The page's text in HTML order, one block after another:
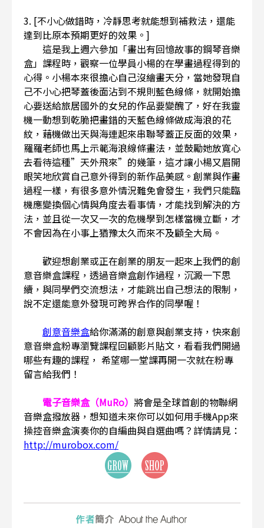
3. [不小心做錯時，冷靜思考就能想到補救法，還能
達到比原本預期更好的效果。]
這是我上週六參加「畫出有回憶故事的鋼琴音樂
盒」課程時，觀察一位學員小楊的在學畫過程得到的
心得。小楊本來很擔心自己沒繪畫天分，當她發現自
己不小心把琴蓋後面沾到不規則藍色線條，就開始擔
心要送給旅居國外的女兒的作品要變醜了，好在我靈
機一動想到乾脆把畫錯的天藍色線條做成海浪的花
紋，藉機做出天與海連起來串聯琴蓋正反面的效果，
羅羅老師也馬上示範海浪線條畫法，並鼓勵她放寬心
去看待這種”天外飛來”的幾筆，這才讓小楊又眉開
眼笑地欣賞自己意外得到的新作品美感。創業與作畫
過程一樣，有很多意外情況難免會發生，我們只能臨
機應變換個心情與角度去看事情，才能找到解決的方
法，並且從一次又一次的危機學到怎樣當機立斷，才
不會因為在小事上猶豫太久而來不及顧全大局。
歡迎想創業或正在創業的朋友一起來上我們的創
意音樂盒課程，透過音樂盒創作過程，沉澱一下思
續，與同學們交流想法，才能跳出自己想法的限制，
說不定還能意外發現可跨界合作的同學喔！
創意音樂盒給你滿滿的創意與創業支持，快來創
意音樂盒粉專瀏覽課程回顧影片貼文，看看我們開過
哪些有趣的課程， 希望哪一堂課再開一次就在粉專
留言給我們！
電子音樂盒（MuRo） 將會是全球首創的物聯網
音樂盒撥放器，想知道未來你可以如何用手機App來
操控音樂盒演奏你的自編曲與自選曲嗎？詳情請見：
http://murobox.com/